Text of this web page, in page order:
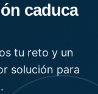
caduca
tu reto y un
solución para